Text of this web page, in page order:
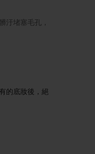
汙堵塞毛孔，
的底妝後，絕